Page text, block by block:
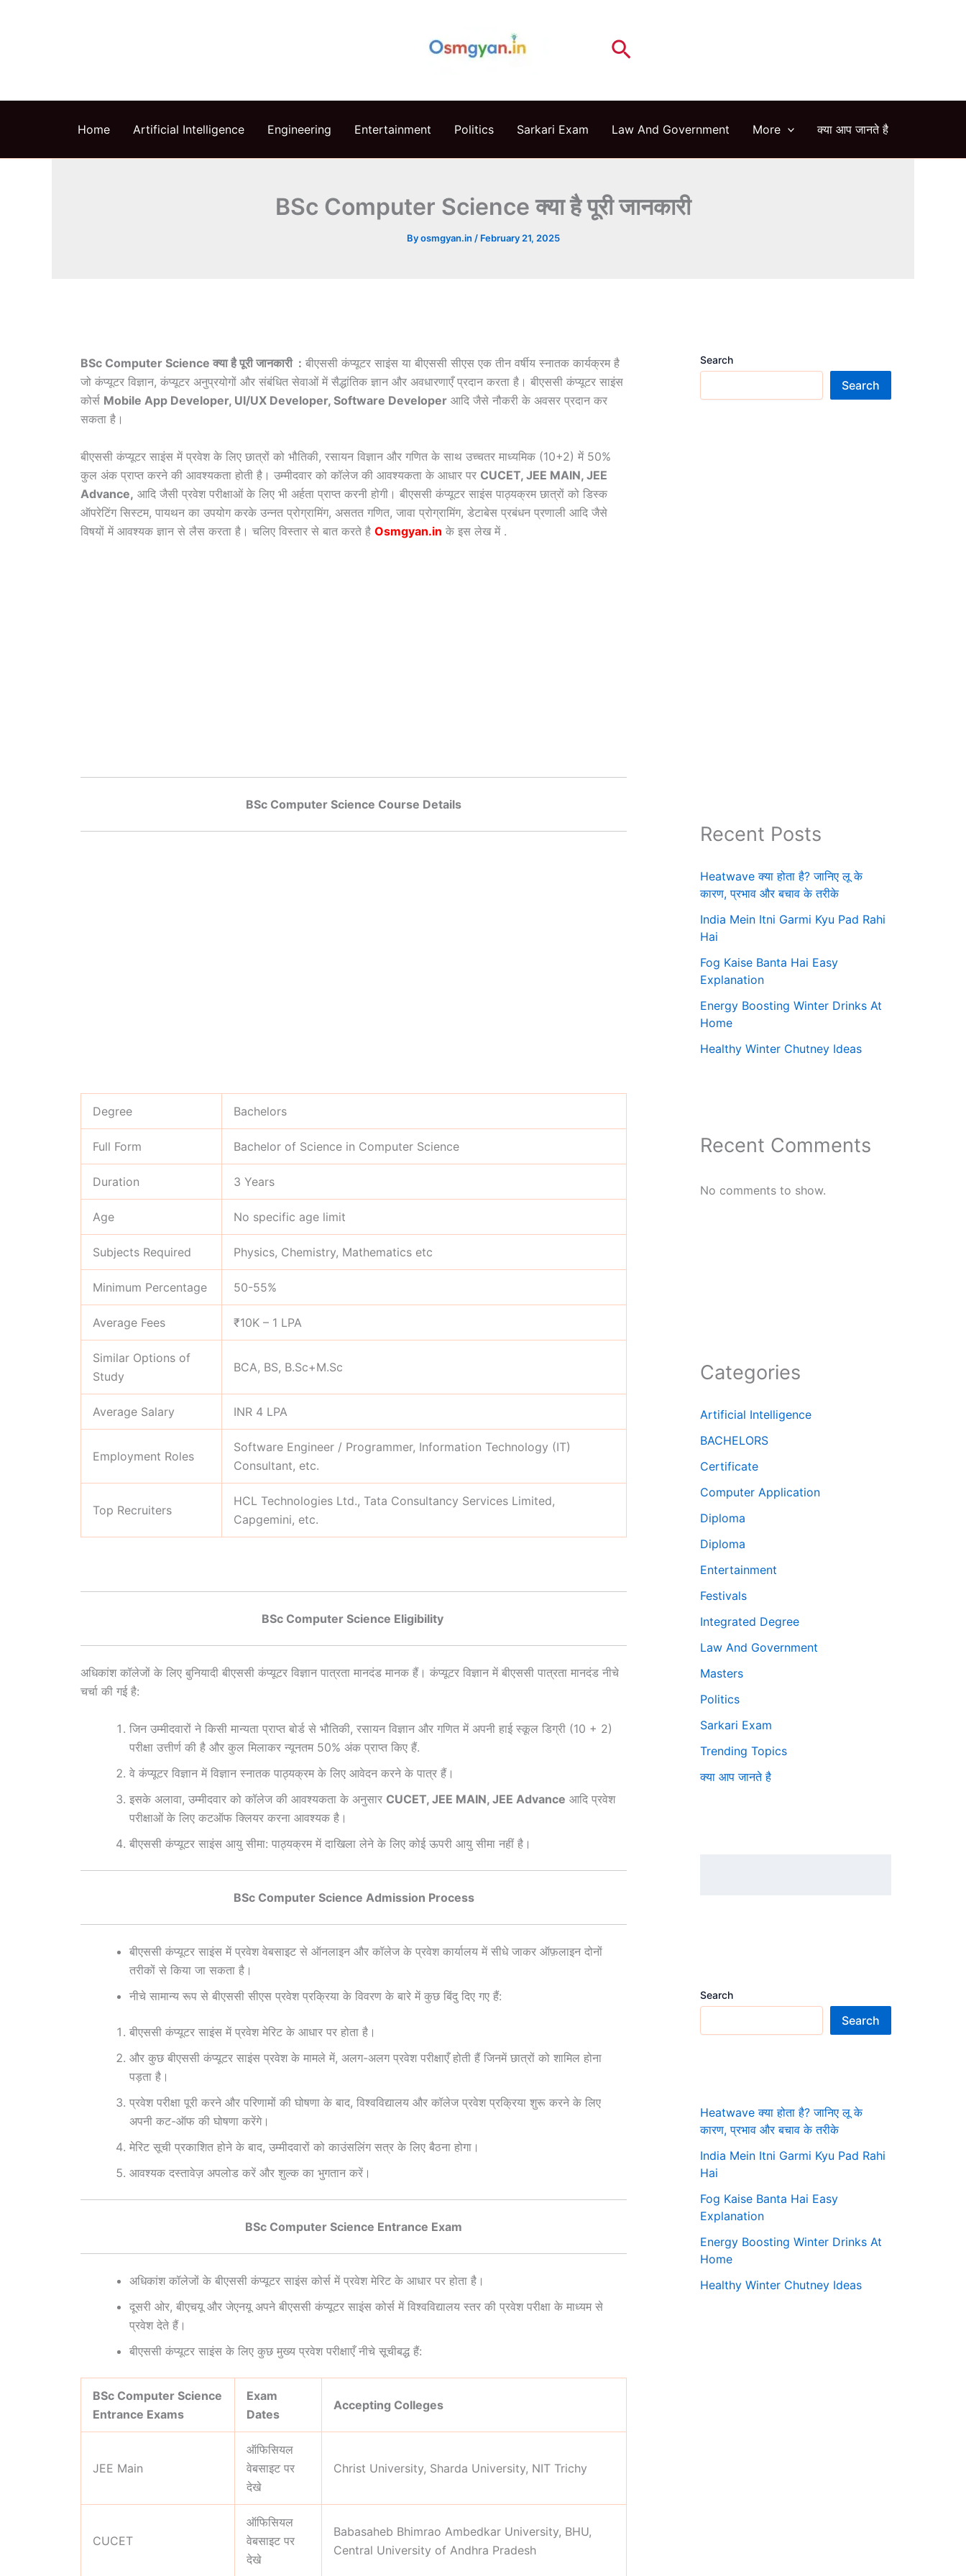
Search
Home Artificial Intelligence Engineering Entertainment Politics Sarkari Exam Law And Government More क्या आप जानते है
BSc Computer Science क्या है पूरी जानकारी
Byosmgyan.in / February 21, 2025
BSc Computer Science क्या है पूरी जानकारी : बीएससी कंप्यूटर साइंस या बीएससी सीएस एक तीन वर्षीय स्नातक कार्यक्रम है
जो कंप्यूटर विज्ञान, कंप्यूटर अनुप्रयोगों और संबंधित सेवाओं में सैद्धांतिक ज्ञान और अवधारणाएँ प्रदान करता है। बीएससी कंप्यूटर साइंस
कोर्स Mobile App Developer, UI/UX Developer, Software Developer आदि जैसे नौकरी के अवसर प्रदान कर
सकता है।
बीएससी कंप्यूटर साइंस में प्रवेश के लिए छात्रों को भौतिकी, रसायन विज्ञान और गणित के साथ उच्चतर माध्यमिक (10+2) में 50%
कुल अंक प्राप्त करने की आवश्यकता होती है। उम्मीदवार को कॉलेज की आवश्यकता के आधार पर CUCET, JEE MAIN, JEE
Advance, आदि जैसी प्रवेश परीक्षाओं के लिए भी अर्हता प्राप्त करनी होगी। बीएससी कंप्यूटर साइंस पाठ्यक्रम छात्रों को डिस्क
ऑपरेटिंग सिस्टम, पायथन का उपयोग करके उन्नत प्रोग्रामिंग, असतत गणित, जावा प्रोग्रामिंग, डेटाबेस प्रबंधन प्रणाली आदि जैसे
विषयों में आवश्यक ज्ञान से लैस करता है। चलिए विस्तार से बात करते है Osmgyan.in के इस लेख में .
BSc Computer Science Course Details
Degree Bachelors
Full Form Bachelor of Science in Computer Science
Duration 3 Years
Age No specific age limit
Subjects Required Physics, Chemistry, Mathematics etc
Minimum Percentage 50-55%
Average Fees ₹10K – 1 LPA
Similar Options of
Study
BCA, BS, B.Sc+M.Sc
Average Salary INR 4 LPA
Employment Roles
Software Engineer / Programmer, Information Technology (IT)
Consultant, etc.
Top Recruiters
HCL Technologies Ltd., Tata Consultancy Services Limited,
Capgemini, etc.
BSc Computer Science Eligibility
अधिकांश कॉलेजों के लिए बुनियादी बीएससी कंप्यूटर विज्ञान पात्रता मानदंड मानक हैं। कंप्यूटर विज्ञान में बीएससी पात्रता मानदंड नीचे
चर्चा की गई है:
जिन उम्मीदवारों ने किसी मान्यता प्राप्त बोर्ड से भौतिकी, रसायन विज्ञान और गणित में अपनी हाई स्कूल डिग्री (10 + 2)
परीक्षा उत्तीर्ण की है और कुल मिलाकर न्यूनतम 50% अंक प्राप्त किए हैं.
वे कंप्यूटर विज्ञान में विज्ञान स्नातक पाठ्यक्रम के लिए आवेदन करने के पात्र हैं।
इसके अलावा, उम्मीदवार को कॉलेज की आवश्यकता के अनुसार CUCET, JEE MAIN, JEE Advance आदि प्रवेश
परीक्षाओं के लिए कटऑफ क्लियर करना आवश्यक है।
बीएससी कंप्यूटर साइंस आयु सीमा: पाठ्यक्रम में दाखिला लेने के लिए कोई ऊपरी आयु सीमा नहीं है।
BSc Computer Science Admission Process
बीएससी कंप्यूटर साइंस में प्रवेश वेबसाइट से ऑनलाइन और कॉलेज के प्रवेश कार्यालय में सीधे जाकर ऑफ़लाइन दोनों
तरीकों से किया जा सकता है।
नीचे सामान्य रूप से बीएससी सीएस प्रवेश प्रक्रिया के विवरण के बारे में कुछ बिंदु दिए गए हैं:
बीएससी कंप्यूटर साइंस में प्रवेश मेरिट के आधार पर होता है।
और कुछ बीएससी कंप्यूटर साइंस प्रवेश के मामले में, अलग-अलग प्रवेश परीक्षाएँ होती हैं जिनमें छात्रों को शामिल होना
पड़ता है।
प्रवेश परीक्षा पूरी करने और परिणामों की घोषणा के बाद, विश्वविद्यालय और कॉलेज प्रवेश प्रक्रिया शुरू करने के लिए
अपनी कट-ऑफ की घोषणा करेंगे।
मेरिट सूची प्रकाशित होने के बाद, उम्मीदवारों को काउंसलिंग सत्र के लिए बैठना होगा।
आवश्यक दस्तावेज़ अपलोड करें और शुल्क का भुगतान करें।
BSc Computer Science Entrance Exam
अधिकांश कॉलेजों के बीएससी कंप्यूटर साइंस कोर्स में प्रवेश मेरिट के आधार पर होता है।
दूसरी ओर, बीएचयू और जेएनयू अपने बीएससी कंप्यूटर साइंस कोर्स में विश्वविद्यालय स्तर की प्रवेश परीक्षा के माध्यम से
प्रवेश देते हैं।
बीएससी कंप्यूटर साइंस के लिए कुछ मुख्य प्रवेश परीक्षाएँ नीचे सूचीबद्ध हैं:
BSc Computer Science
Entrance Exams
Exam
Dates
Accepting Colleges
JEE Main
ऑफिसियल
वेबसाइट पर
देखे
Christ University, Sharda University, NIT Trichy
CUCET
ऑफिसियल
वेबसाइट पर
देखे
Babasaheb Bhimrao Ambedkar University, BHU,
Central University of Andhra Pradesh
Search
Search
Recent Posts
Heatwave क्या होता है? जानिए लू के
कारण, प्रभाव और बचाव के तरीके
India Mein Itni Garmi Kyu Pad Rahi
Hai
Fog Kaise Banta Hai Easy
Explanation
Energy Boosting Winter Drinks At
Home
Healthy Winter Chutney Ideas
Recent Comments
No comments to show.
Categories
Artificial Intelligence
BACHELORS
Certificate
Computer Application
Diploma
Diploma
Entertainment
Festivals
Integrated Degree
Law And Government
Masters
Politics
Sarkari Exam
Trending Topics
क्या आप जानते है
Search
Search
Heatwave क्या होता है? जानिए लू के
कारण, प्रभाव और बचाव के तरीके
India Mein Itni Garmi Kyu Pad Rahi
Hai
Fog Kaise Banta Hai Easy
Explanation
Energy Boosting Winter Drinks At
Home
Healthy Winter Chutney Ideas